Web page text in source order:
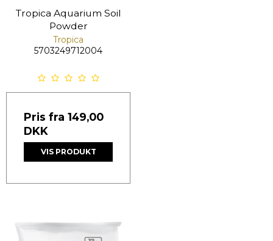
Tropica Aquarium Soil
Powder
Tropica
5703249712004
Pris fra 149,00
DKK
VIS PRODUKT